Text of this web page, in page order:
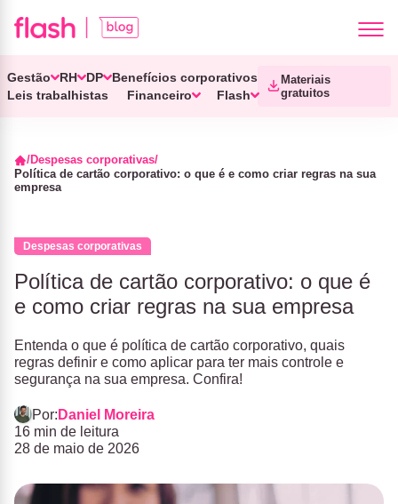
Gestão RH DP
Benefícios corporativos
Leis trabalhistas
Financeiro Flash
Materiais
gratuitos
Despesas corporativas
Política de cartão corporativo: o que é e como criar regras na sua
empresa
Despesas corporativas
Política de cartão corporativo: o que é
e como criar regras na sua empresa
Entenda o que é política de cartão corporativo, quais
regras definir e como aplicar para ter mais controle e
segurança na sua empresa. Confira!
Por: Daniel Moreira
16 min de leitura
28 de maio de 2026